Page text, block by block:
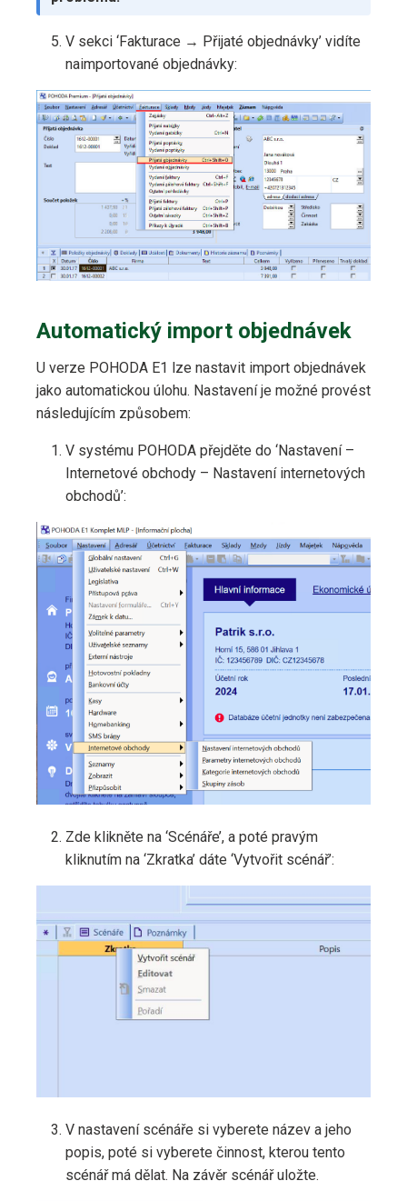
V sekci ‘Fakturace → Přijaté objednávky’ vidíte
naimportované objednávky:
Automatický import objednávek
U verze POHODA E1 lze nastavit import objednávek
jako automatickou úlohu. Nastavení je možné provést
následujícím způsobem:
V systému POHODA přejděte do ‘Nastavení –
Internetové obchody – Nastavení internetových
obchodů’:
Zde klikněte na ‘Scénáře’, a poté pravým
kliknutím na ‘Zkratka’ dáte ‘Vytvořit scénář’:
V nastavení scénáře si vyberete název a jeho
popis, poté si vyberete činnost, kterou tento
scénář má dělat. Na závěr scénář uložte.